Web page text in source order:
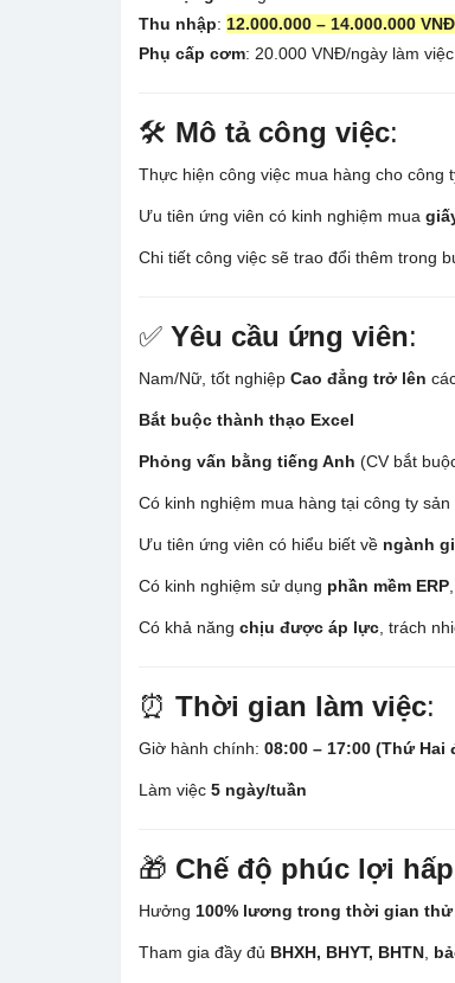
Thu nhập: 12.000.000 – 14.000.000
Phụ cấp cơm: 20.000 VNĐ/ngày làm
🛠 Mô tả công việc:
Thực hiện công việc mua hàng cho công
Ưu tiên ứng viên có kinh nghiệm mua
Chi tiết công việc sẽ trao đổi thêm trong
✅ Yêu cầu ứng viên:
Nam/Nữ, tốt nghiệp Cao đẳng trở lên
Bắt buộc thành thạo Excel
Phỏng vấn bằng tiếng Anh (CV bắt
Có kinh nghiệm mua hàng tại công ty
Ưu tiên ứng viên có hiểu biết về ngành
Có kinh nghiệm sử dụng phần mềm ERP
Có khả năng chịu được áp lực , trách
⏰ Thời gian làm việc:
Giờ hành chính: 08:00 – 17:00 (Thứ Hai
Làm việc 5 ngày/tuần
🎁 Chế độ phúc lợi
Hưởng 100% lương trong thời gian
Tham gia đầy đủ BHXH, BHYT, BHTN